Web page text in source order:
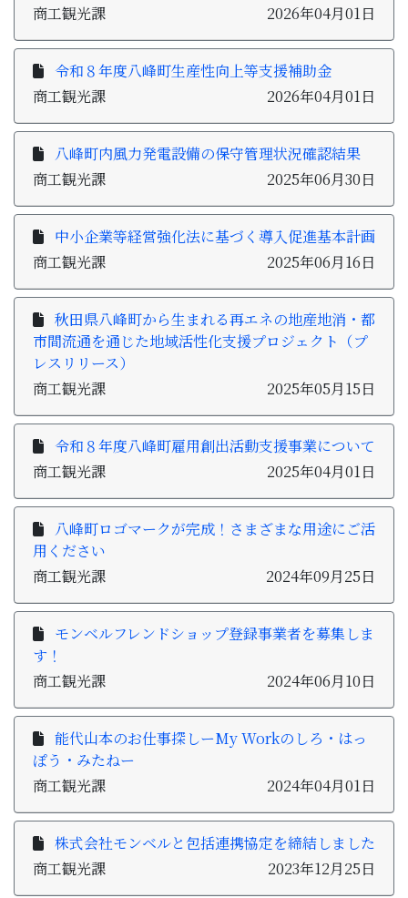
商工観光課
2026年04月01日
令和８年度八峰町生産性向上等支援補助金
商工観光課
2026年04月01日
八峰町内風力発電設備の保守管理状況確認結果
商工観光課
2025年06月30日
中小企業等経営強化法に基づく導入促進基本計画
商工観光課
2025年06月16日
秋田県八峰町から生まれる再エネの地産地消・都
市間流通を通じた地域活性化支援プロジェクト（プ
レスリリース）
商工観光課
2025年05月15日
令和８年度八峰町雇用創出活動支援事業について
商工観光課
2025年04月01日
八峰町ロゴマークが完成！さまざまな用途にご活
用ください
商工観光課
2024年09月25日
モンベルフレンドショップ登録事業者を募集しま
す！
商工観光課
2024年06月10日
能代山本のお仕事探しーMy Workのしろ・はっ
ぽう・みたねー
商工観光課
2024年04月01日
株式会社モンベルと包括連携協定を締結しました
商工観光課
2023年12月25日